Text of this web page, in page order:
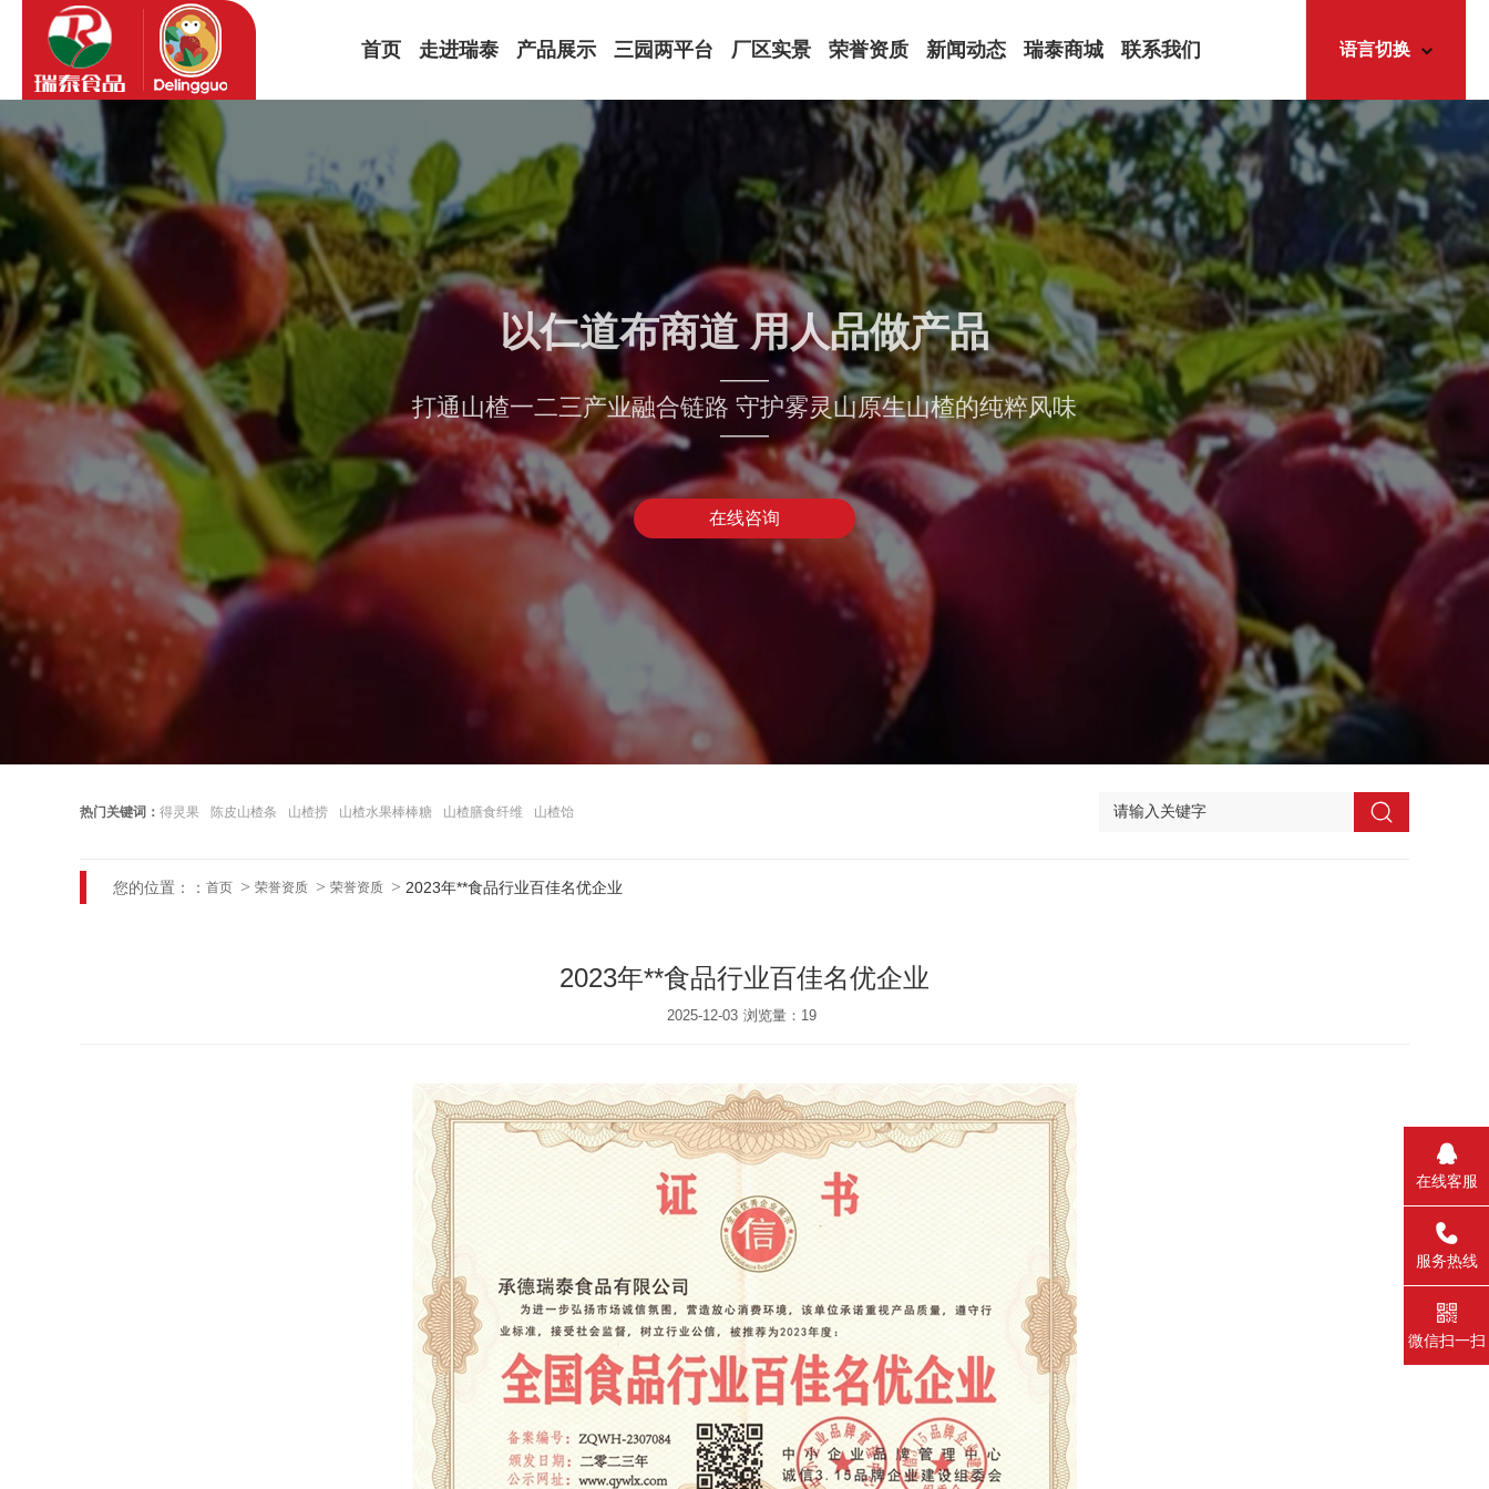
EN
首页 走进瑞泰
品牌故事
企业文化
发展历程
产品展示
饮品罐头系列
果脯蜜饯系列
健康萃取系列
特色礼盒系列
三园两平台 厂区实景
实验室
办公环境
设备展示
荣誉资质
荣誉资质
注册商标
原材料认证
专利证书
体系认证
新闻动态
公司动态
领导关怀
媒体报道
行业资讯
瑞泰商城 联系我们 语言切换
简体中文
English
以仁道布商道 用人品做产品
——
打通山楂一二三产业融合链路 守护雾灵山原生山楂的纯粹风味
——
在线咨询
热门关键词： 得灵果 陈皮山楂条 山楂捞 山楂水果棒棒糖 山楂膳食纤维 山楂饴
您的位置：： 首页 荣誉资质 荣誉资质 2023年**食品行业百佳名优企业
2023年**食品行业百佳名优企业
2025-12-03 浏览量：19
在线客服
_self
服务热线
微信扫一扫